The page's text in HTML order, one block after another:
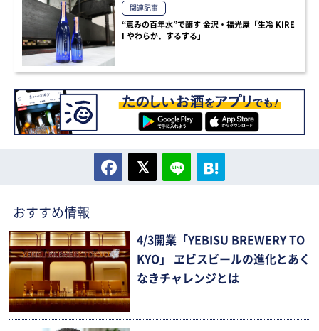
関連記事
“恵みの百年水”で醸す 金沢・福光屋「生冷 KIRE
I やわらか、するする」
おすすめ情報
4/3開業「YEBISU BREWERY TO
KYO」 ヱビスビールの進化とあく
なきチャレンジとは